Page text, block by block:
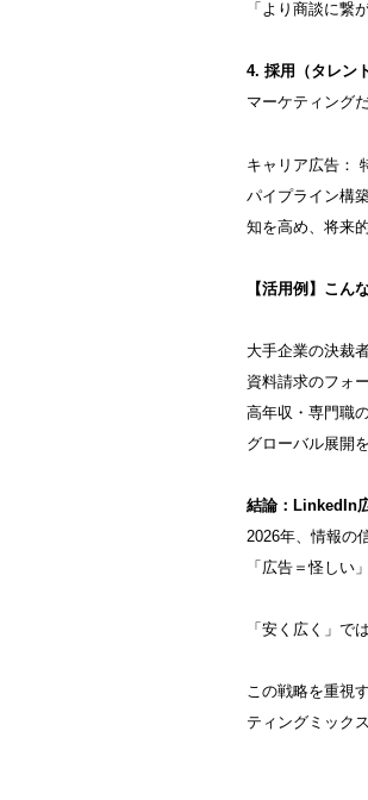
「より商談に繋
4. 採用（タレン
マーケティング
キャリア広告：
パイプライン構
知を高め、将来
【活用例】こん
大手企業の決裁
資料請求のフォ
高年収・専門職
グローバル展開
結論：LinkedIn
2026年、情報の
「広告＝怪しい
「安く広く」で
この戦略を重視
ティングミック